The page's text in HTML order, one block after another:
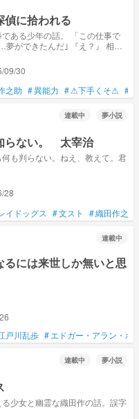
偵に拾われる
の話。 「この仕事で
ど捏
もしれません。 漫画版！↓
09/30
之助 #異能力 #⚠下手くそ⚠ #
連載中 夢小説
らない。 太宰治
も判らない。ねえ、教えて。君
28
イドッグス #文スト #織田作之助
連載中
るには来世しか無いと思
戸川乱歩 #エドガー・アラン・ポ
連載中 夢小説
少女と幽霊な織田作の話。誤字